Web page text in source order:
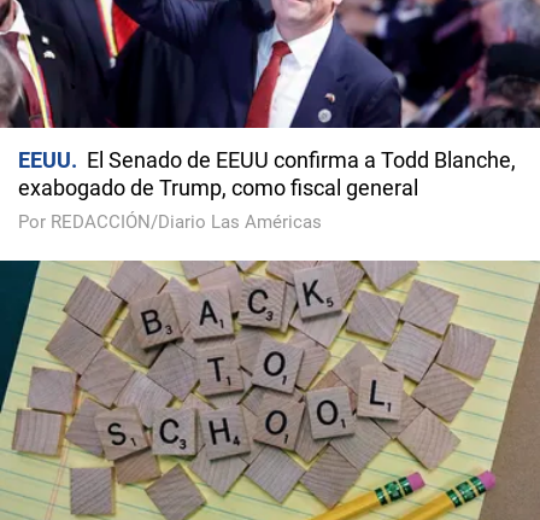
EEUU
El Senado de EEUU confirma a Todd Blanche,
exabogado de Trump, como fiscal general
Por REDACCIÓN/Diario Las Américas